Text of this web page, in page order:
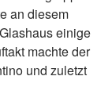
an diesem
einige
machte der
und zuletzt